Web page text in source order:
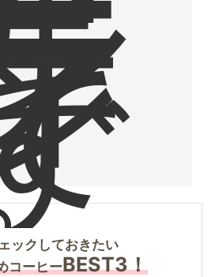
ックしておきたい
コーヒーBEST3！